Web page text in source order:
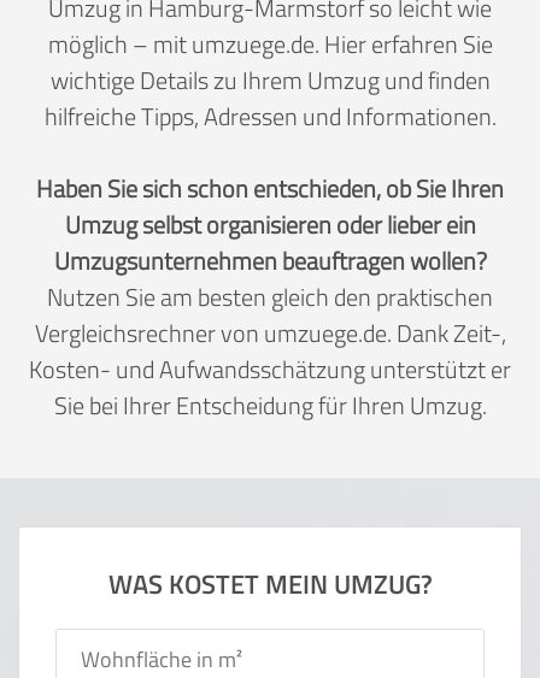
Umzug in Hamburg-Marmstorf so leicht wie
möglich – mit umzuege.de. Hier erfahren Sie
wichtige Details zu Ihrem Umzug und finden
hilfreiche Tipps, Adressen und Informationen.
Haben Sie sich schon entschieden, ob Sie Ihren
Umzug selbst organisieren oder lieber ein
Umzugsunternehmen beauftragen wollen?
Nutzen Sie am besten gleich den praktischen
Vergleichsrechner von umzuege.de. Dank Zeit-,
Kosten- und Aufwandsschätzung unterstützt er
Sie bei Ihrer Entscheidung für Ihren Umzug.
WAS KOSTET MEIN UMZUG?